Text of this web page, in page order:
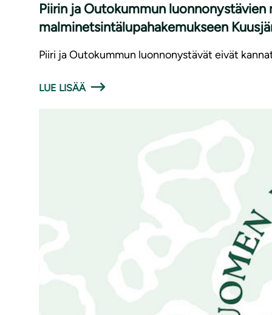
Piirin ja Outokummun
malminetsintälupahakemukseen
Piiri ja Outokummun luonnonystävät eivät
LUE LISÄÄ